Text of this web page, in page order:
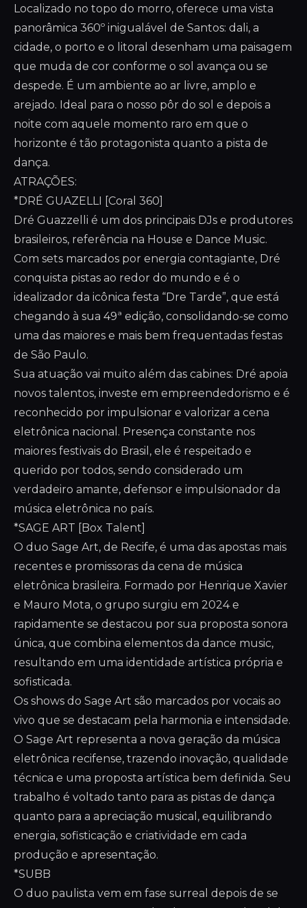
Localizado no topo do morro, oferece uma vista
panorâmica 360º inigualável de Santos: dali, a
cidade, o porto e o litoral desenham uma paisagem
que muda de cor conforme o sol avança ou se
despede. É um ambiente ao ar livre, amplo e
arejado. Ideal para o nosso pôr do sol e depois a
noite com aquele momento raro em que o
horizonte é tão protagonista quanto a pista de
dança.
ATRAÇÕES:
*DRÉ GUAZELLI [Coral 360]
Dré Guazzelli é um dos principais DJs e produtores
brasileiros, referência na House e Dance Music.
Com sets marcados por energia contagiante, Dré
conquista pistas ao redor do mundo e é o
idealizador da icônica festa “Dre Tarde”, que está
chegando à sua 49ª edição, consolidando-se como
uma das maiores e mais bem frequentadas festas
de São Paulo.
Sua atuação vai muito além das cabines: Dré apoia
novos talentos, investe em empreendedorismo e é
reconhecido por impulsionar e valorizar a cena
eletrônica nacional. Presença constante nos
maiores festivais do Brasil, ele é respeitado e
querido por todos, sendo considerado um
verdadeiro amante, defensor e impulsionador da
música eletrônica no país.
*SAGE ART [Box Talent]
O duo Sage Art, de Recife, é uma das apostas mais
recentes e promissoras da cena de música
eletrônica brasileira. Formado por Henrique Xavier
e Mauro Mota, o grupo surgiu em 2024 e
rapidamente se destacou por sua proposta sonora
única, que combina elementos da dance music,
resultando em uma identidade artística própria e
sofisticada.
Os shows do Sage Art são marcados por vocais ao
vivo que se destacam pela harmonia e intensidade.
O Sage Art representa a nova geração da música
eletrônica recifense, trazendo inovação, qualidade
técnica e uma proposta artística bem definida. Seu
trabalho é voltado tanto para as pistas de dança
quanto para a apreciação musical, equilibrando
energia, sofisticação e criatividade em cada
produção e apresentação.
*SUBB
O duo paulista vem em fase surreal depois de se